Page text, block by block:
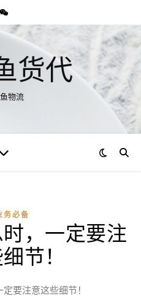
货代
物流
务必备
，一定要注
节！
要注意这些细节！